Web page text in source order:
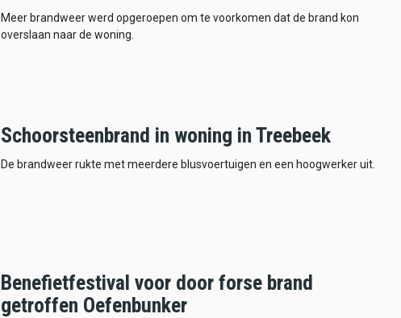
Meer brandweer werd opgeroepen om te voorkomen dat de brand kon
overslaan naar de woning.
Schoorsteenbrand in woning in Treebeek
De brandweer rukte met meerdere blusvoertuigen en een hoogwerker uit.
Benefietfestival voor door forse brand
getroffen Oefenbunker